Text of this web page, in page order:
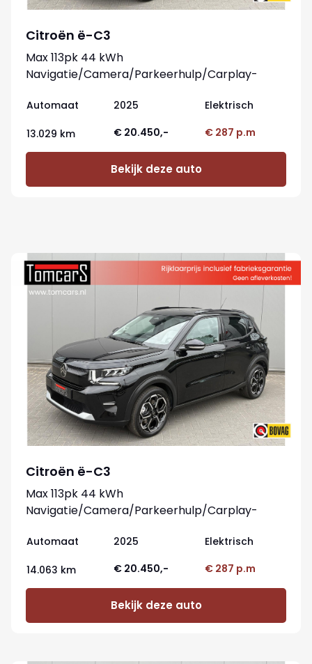
Citroën ë-C3
Max 113pk 44 kWh
Navigatie/Camera/Parkeerhulp/Carplay-
Automaat 2025 Elektrisch
13.029 km € 20.450,- € 287 p.m
Bekijk deze auto
Citroën ë-C3
Max 113pk 44 kWh
Navigatie/Camera/Parkeerhulp/Carplay-
Automaat 2025 Elektrisch
14.063 km € 20.450,- € 287 p.m
Bekijk deze auto